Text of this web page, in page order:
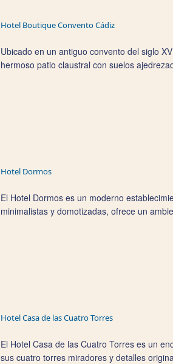
Hotel Boutique Convento Cádiz
Ubicado en un antiguo convento del siglo
hermoso patio claustral con suelos
Hotel Dormos
El Hotel Dormos es un moderno
minimalistas y domotizadas, ofrece un
Hotel Casa de las Cuatro Torres
El Hotel Casa de las Cuatro Torres es un
sus cuatro torres miradores y detalles